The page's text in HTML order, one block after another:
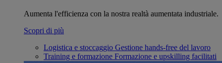
Aumenta l'efficienza con la nostra realtà aumentata industriale.
Scopri di più
Logistica e stoccaggio Gestione hands-free del lavoro
Training e formazione Formazione e upskilling facilitati